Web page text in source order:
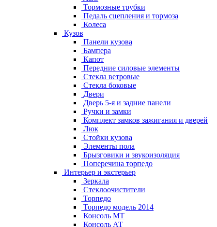
Тормозные трубки
Педаль сцепления и тормоза
Колеса
Кузов
Панели кузова
Бампера
Капот
Передние силовые элементы
Стекла ветровые
Стекла боковые
Двери
Дверь 5-я и задние панели
Ручки и замки
Комплект замков зажигания и дверей
Люк
Стойки кузова
Элементы пола
Брызговики и звукоизоляция
Поперечина торпедо
Интерьер и экстерьер
Зеркала
Стеклоочистители
Торпедо
Торпедо модель 2014
Консоль МТ
Консоль АТ